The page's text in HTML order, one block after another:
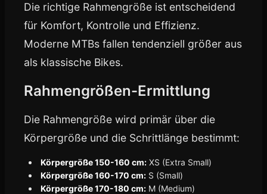
Die richtige Rahmengröße ist entscheidend
für Komfort, Kontrolle und Effizienz.
Moderne MTBs fallen tendenziell größer aus
als klassische Bikes.
Rahmengrößen-Ermittlung
Die Rahmengröße wird primär über die
Körpergröße und die Schrittlänge bestimmt:
Körpergröße 150-160 cm: XS (Extra Small)
Körpergröße 160-170 cm: S (Small)
Körpergröße 170-180 cm: M (Medium)